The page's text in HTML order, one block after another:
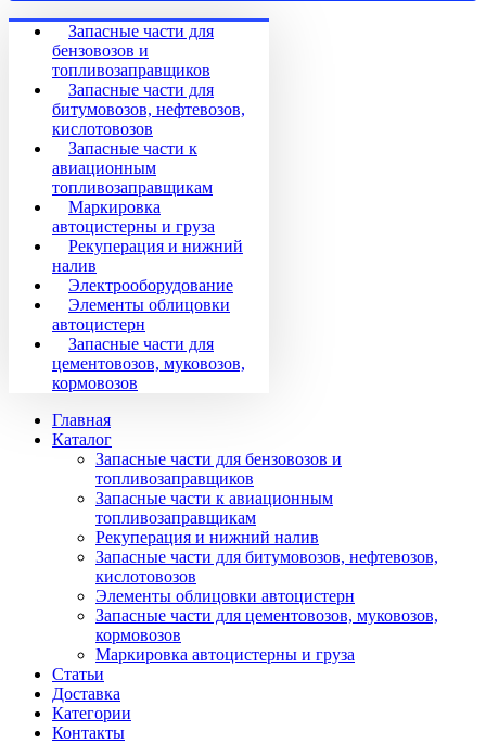
Запасные части для
бензовозов и
топливозаправщиков
Запасные части для
битумовозов, нефтевозов,
кислотовозов
Запасные части к
авиационным
топливозаправщикам
Маркировка
автоцистерны и груза
Рекуперация и нижний
налив
Электрооборудование
Элементы облицовки
автоцистерн
Запасные части для
цементовозов, муковозов,
кормовозов
Главная
Каталог
Запасные части для бензовозов и
топливозаправщиков
Запасные части к авиационным
топливозаправщикам
Рекуперация и нижний налив
Запасные части для битумовозов, нефтевозов,
кислотовозов
Элементы облицовки автоцистерн
Запасные части для цементовозов, муковозов,
кормовозов
Маркировка автоцистерны и груза
Статьи
Доставка
Категории
Контакты